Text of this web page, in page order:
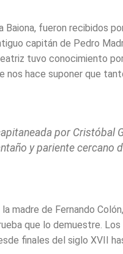
Baiona, fueron recibidos
capitán de Pedro
tuvo conocimiento
nos hace suponer que
por Cristóbal
y pariente cercano
madre de Fernando
que lo demuestre.
finales del siglo XVII